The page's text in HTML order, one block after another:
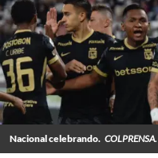
Nacional celebrando. COLPRENSA.